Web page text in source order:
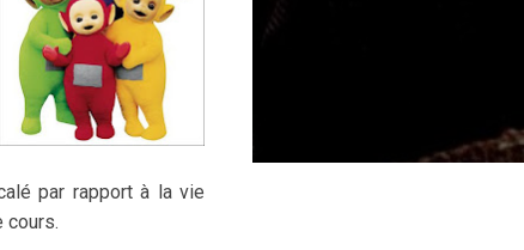
par rapport à la vie
cours.